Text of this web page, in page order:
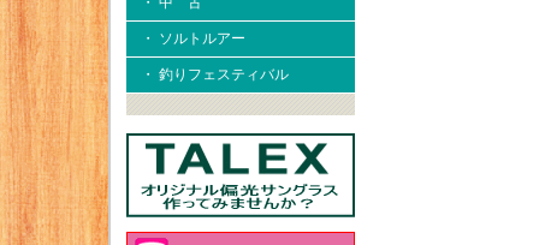
・ ソルトルアー
・ 釣りフェスティバル